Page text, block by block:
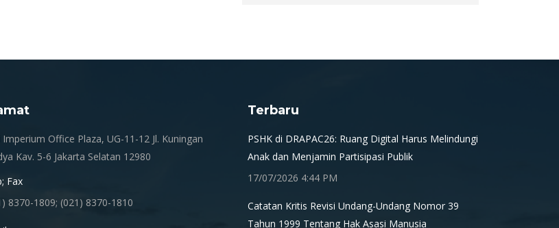
Imperium Office Plaza, UG-11-12 Jl. Kuningan
Kav. 5-6 Jakarta Selatan 12980
Fax
8370-1809; (021) 8370-1810
Terbaru
PSHK di DRAPAC26: Ruang Digital Harus Melindungi
Anak dan Menjamin Partisipasi Publik
17/07/2026 4:44 PM
Catatan Kritis Revisi Undang-Undang Nomor 39
Tahun 1999 Tentang Hak Asasi Manusia